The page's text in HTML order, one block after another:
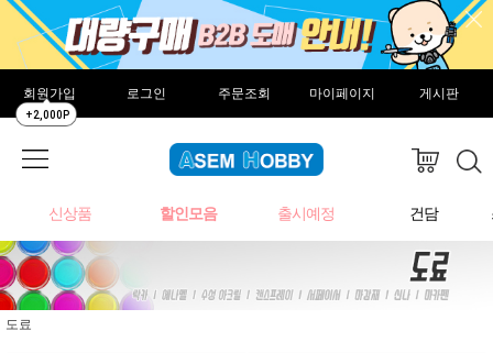
회원가입
+2,000P
로그인 주문조회 마이페이지 게시판
신상품 할인모음 출시예정 건담
도료